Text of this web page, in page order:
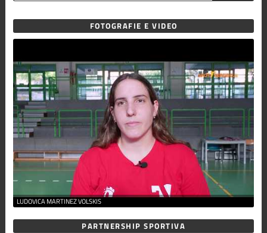
FOTOGRAFIE E VIDEO
LUDOVICA MARTINEZ VOLSKIS
PARTNERSHIP SPORTIVA